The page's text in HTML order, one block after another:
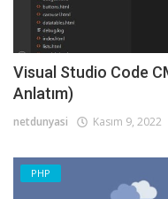
Visual Studio Code
Anlatım)
netdunyasi Kasım 9, 2022
PHP